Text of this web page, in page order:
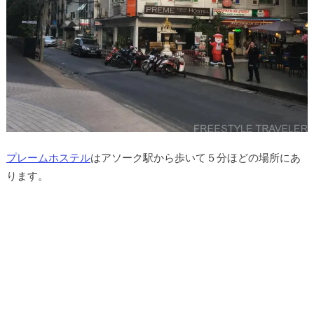
プレームホステルはアソーク駅から歩いて５分ほどの場所にあ
ります。